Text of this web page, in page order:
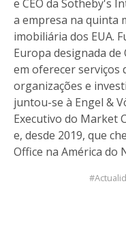
e CEO da Sotheby's
a empresa na quinta
imobiliária dos EUA.
Europa designada de
em oferecer serviços
organizações e
juntou-se à Engel &
Executivo do Market
e, desde 2019, que
Office na América do